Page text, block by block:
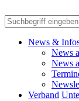
News &
News
News
Verband